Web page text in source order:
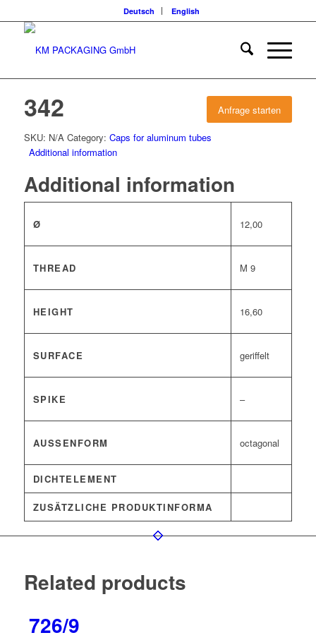
Deutsch English
Anfrage starten
342
SKU: N/A Category: Caps for aluminum tubes
Additional information
Additional information
Ø 12,00
THREAD M 9
HEIGHT 16,60
SURFACE geriffelt
SPIKE –
AUSSENFORM octagonal
DICHTELEMENT
ZUSÄTZLICHE PRODUKTINFORMA
Related products
726/9